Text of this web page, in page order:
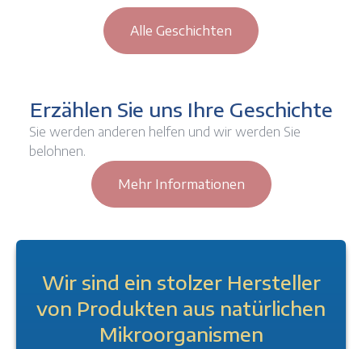
Alle Geschichten
Erzählen Sie uns Ihre Geschichte
Sie werden anderen helfen und wir werden Sie
belohnen.
Mehr Informationen
Wir sind ein stolzer Hersteller
von Produkten aus natürlichen
Mikroorganismen